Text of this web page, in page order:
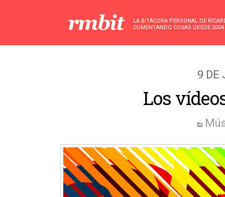
LA BITÁCORA PERSONAL DE
COMENTANDO COSAS DESDE 2004
9 DE
Los